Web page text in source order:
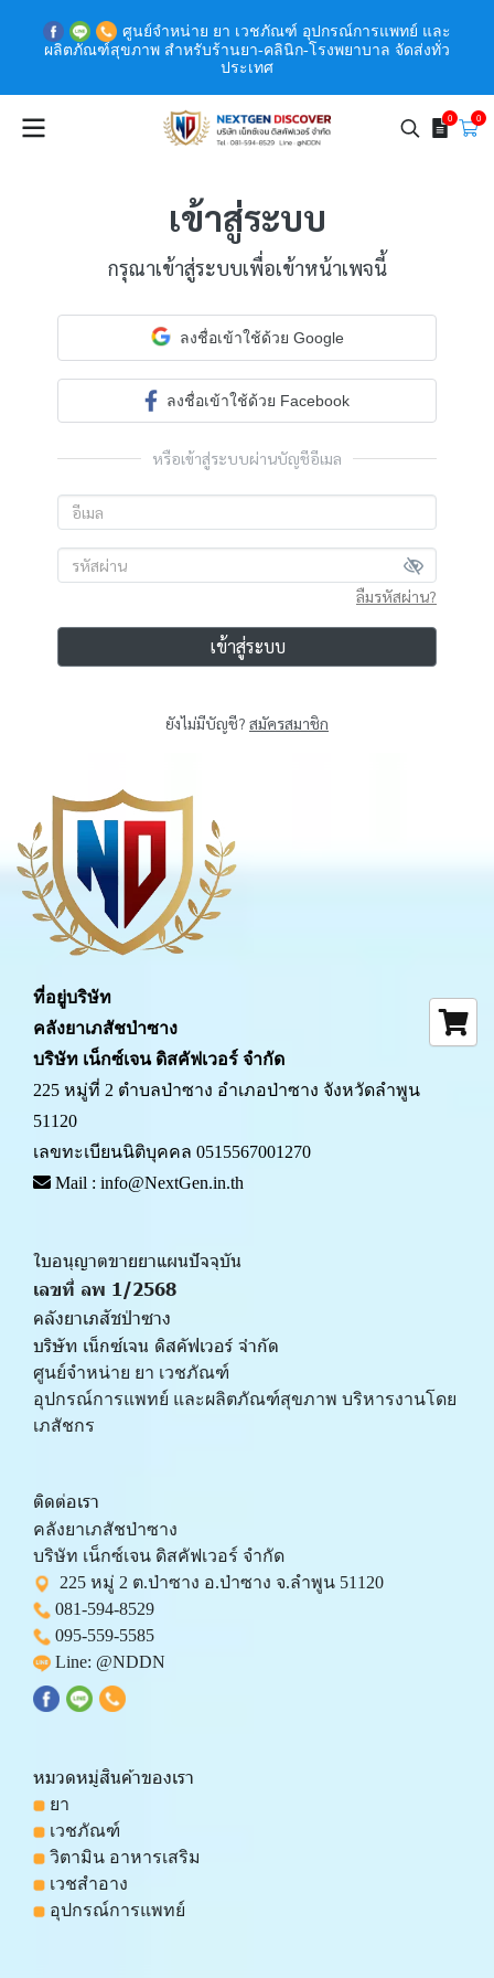
ศูนย์จำหน่าย ยา เวชภัณฑ์ อุปกรณ์การแพทย์ และ
ผลิตภัณฑ์สุขภาพ สำหรับร้านยา-คลินิก-โรงพยาบาล จัดส่งทั่ว
ประเทศ
0 0
เข้าสู่ระบบ
กรุณาเข้าสู่ระบบเพื่อเข้าหน้าเพจนี้
ลงชื่อเข้าใช้ด้วย Google
ลงชื่อเข้าใช้ด้วย Facebook
หรือเข้าสู่ระบบผ่านบัญชีอีเมล
ลืมรหัสผ่าน?
เข้าสู่ระบบ
ยังไม่มีบัญชี? สมัครสมาชิก
ที่อยู่บริษัท
คลังยาเภสัชป่าซาง
บริษัท เน็กซ์เจน ดิสคัฟเวอร์ จำกัด
225 หมู่ที่ 2 ตำบลป่าซาง อำเภอป่าซาง จังหวัดลำพูน
51120
เลขทะเบียนนิติบุคคล 0515567001270
Mail : info@NextGen.in.th
ใบอนุญาตขายยาแผนปัจจุบัน
เลขที่ ลพ 1/2568
คลังยาเภสัชป่าซาง
บริษัท เน็กซ์เจน ดิสคัฟเวอร์ จำกัด
ศูนย์จำหน่าย ยา เวชภัณฑ์
﻿อุปกรณ์การแพทย์ และผลิตภัณฑ์สุขภาพ บริหารงานโดย
เภสัชกร
ติดต่อเรา
คลังยาเภสัชป่าซาง
บริษัท เน็กซ์เจน ดิสคัฟเวอร์ จำกัด
225 หมู่ 2 ต.ป่าซาง อ.ป่าซาง จ.ลำพูน 51120
081-594-8529
095-559-5585
Line: @NDDN
หมวดหมู่สินค้าของเรา
ยา
เวชภัณฑ์
วิตามิน อาหารเสริม
เวชสำอาง
อุปกรณ์การแพทย์